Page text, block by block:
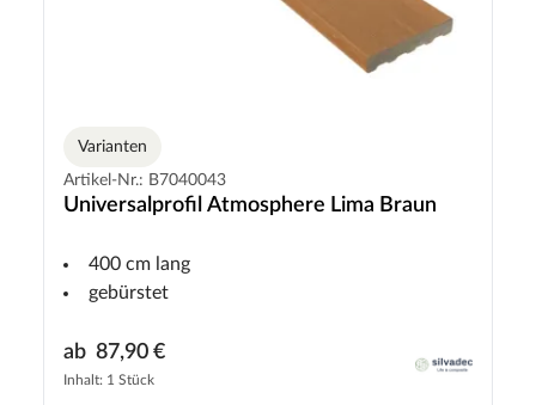
Varianten
Artikel-Nr.: B7040043
Universalprofil Atmosphere Lima Braun
400 cm lang
gebürstet
ab 87,90 €
Inhalt: 1 Stück